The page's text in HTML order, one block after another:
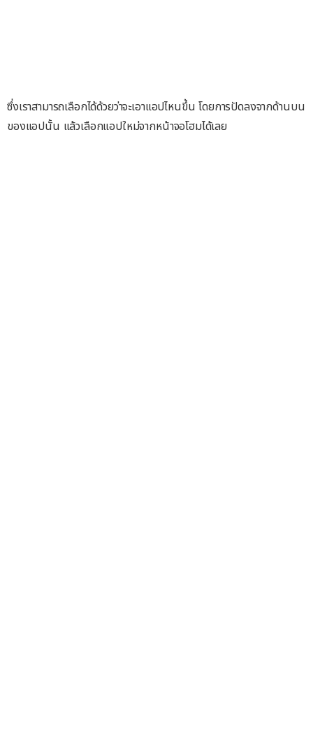
ซึ่งเราสามารถเลือกได้ด้วยว่าจะเอาแอปไหนขึ้น โดยการปัดลงจากด้านบน
ของแอปนั้น แล้วเลือกแอปใหม่จากหน้าจอโฮมได้เลย